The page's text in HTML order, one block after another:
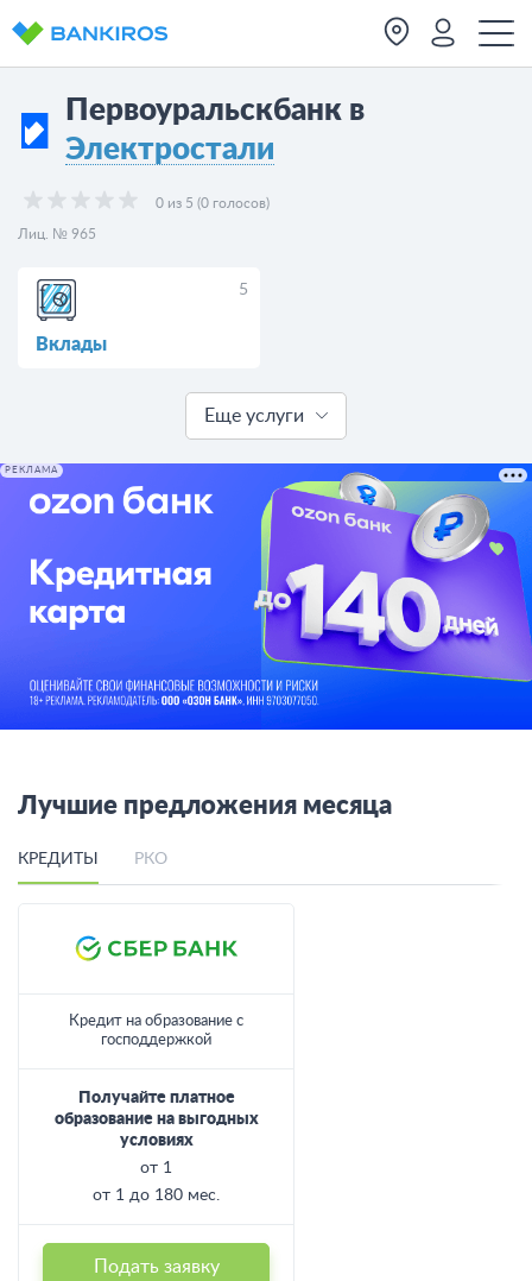
Первоуральскбанк в
Электростали
0 из 5 (0 голосов)
Лиц. № 965
5
Вклады
Еще услуги
РЕКЛАМА
Лучшие предложения месяца
КРЕДИТЫ РКО
Кредит на образование с
господдержкой
Получайте платное
образование на выгодных
условиях
от 1
от 1 до 180 мес.
Подать заявку